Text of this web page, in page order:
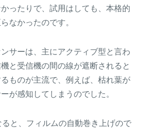
閉じる
ったりで、試用はしても、本格的
なかったのです。
サーは、主にアクティブ型と言わ
と受信機の間の線が遮断されると
ものが主流で、例えば、枯れ葉が
が感知してしまうのでした。
と、フィルムの自動巻き上げので